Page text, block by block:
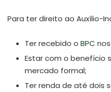
Para ter direito ao Auxílio-
Ter recebido o BPC
Estar com o benefício
mercado formal;
Ter renda de até dois